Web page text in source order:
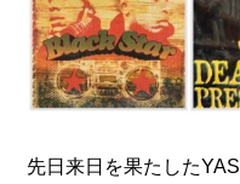
先日来日を果たした